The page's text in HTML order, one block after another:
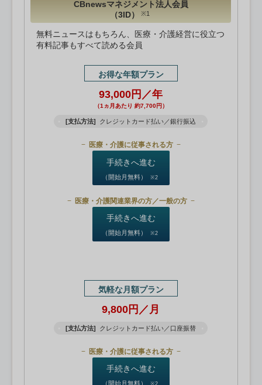
CBnewsマネジメント法人会員
（3ID）
※1
無料ニュースはもちろん、医療・介護経営に役立つ
有料記事もすべて読める会員
お得な年額プラン
93,000円／年
（1ヵ月あたり 約7,700円）
[支払方法] クレジットカード払い／銀行振込
医療・介護に従事される方
手続きへ進む
（開始月無料） ※2
医療・介護関連業界の方／一般の方
手続きへ進む
（開始月無料） ※2
気軽な月額プラン
9,800円／月
[支払方法] クレジットカード払い／口座振替
医療・介護に従事される方
手続きへ進む
（開始月無料）